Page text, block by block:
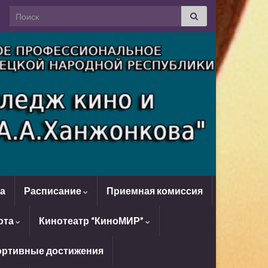
Search for:
Расписание Приемная комиссия
Кинотеатр “КиноМИР”
достижения